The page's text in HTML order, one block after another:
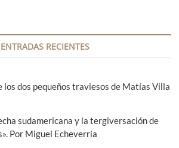
s
i
u
n
t
ENTRADAS RECIENTES
los dos pequeños traviesos de Matías Villa
sudamericana y la tergiversación de
Por Miguel Echeverría